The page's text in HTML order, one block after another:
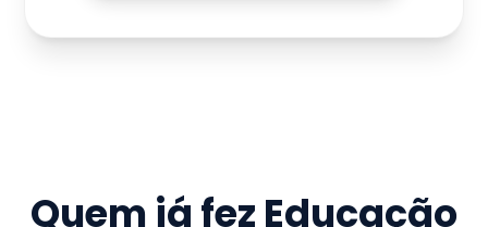
Quem já fez Educação